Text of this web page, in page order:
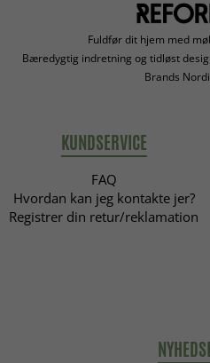
Fuldfør dit hjem med
Bæredygtig indretning og tidløst
Brands
KUNDSERVICE
FAQ
Hvordan kan jeg kontakte jer?
Registrer din retur/reklamation